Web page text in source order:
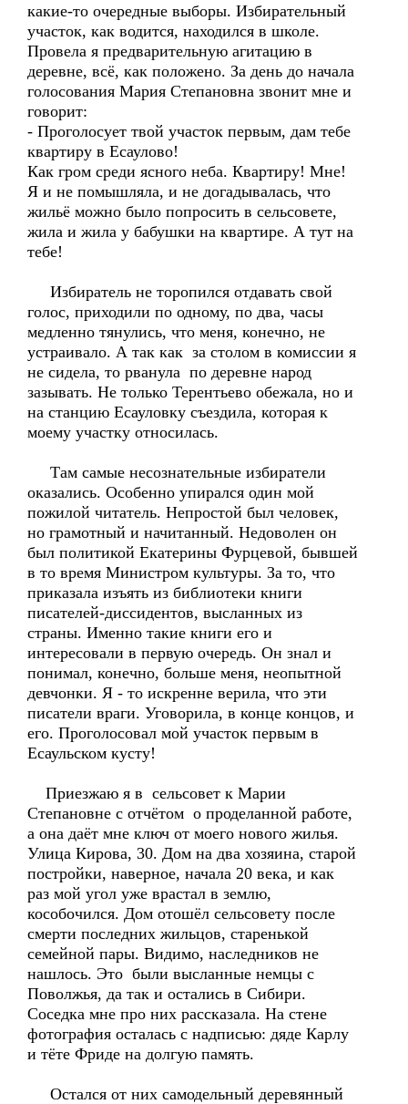
какие-то очередные выборы. Избирательный
участок, как водится, находился в школе.
Провела я предварительную агитацию в
деревне, всё, как положено. За день до начала
голосования Мария Степановна звонит мне и
говорит:
- Проголосует твой участок первым, дам тебе
квартиру в Есаулово!
Как гром среди ясного неба. Квартиру! Мне!
Я и не помышляла, и не догадывалась, что
жильё можно было попросить в сельсовете,
жила и жила у бабушки на квартире. А тут на
тебе!
Избиратель не торопился отдавать свой
голос, приходили по одному, по два, часы
медленно тянулись, что меня, конечно, не
устраивало. А так как за столом в комиссии я
не сидела, то рванула по деревне народ
зазывать. Не только Терентьево обежала, но и
на станцию Есауловку съездила, которая к
моему участку относилась.
Там самые несознательные избиратели
оказались. Особенно упирался один мой
пожилой читатель. Непростой был человек,
но грамотный и начитанный. Недоволен он
был политикой Екатерины Фурцевой, бывшей
в то время Министром культуры. За то, что
приказала изъять из библиотеки книги
писателей-диссидентов, высланных из
страны. Именно такие книги его и
интересовали в первую очередь. Он знал и
понимал, конечно, больше меня, неопытной
девчонки. Я - то искренне верила, что эти
писатели враги. Уговорила, в конце концов, и
его. Проголосовал мой участок первым в
Есаульском кусту!
Приезжаю я в сельсовет к Марии
Степановне с отчётом о проделанной работе,
а она даёт мне ключ от моего нового жилья.
Улица Кирова, 30. Дом на два хозяина, старой
постройки, наверное, начала 20 века, и как
раз мой угол уже врастал в землю,
кособочился. Дом отошёл сельсовету после
смерти последних жильцов, старенькой
семейной пары. Видимо, наследников не
нашлось. Это были высланные немцы с
Поволжья, да так и остались в Сибири.
Соседка мне про них рассказала. На стене
фотография осталась с надписью: дяде Карлу
и тёте Фриде на долгую память.
Остался от них самодельный деревянный